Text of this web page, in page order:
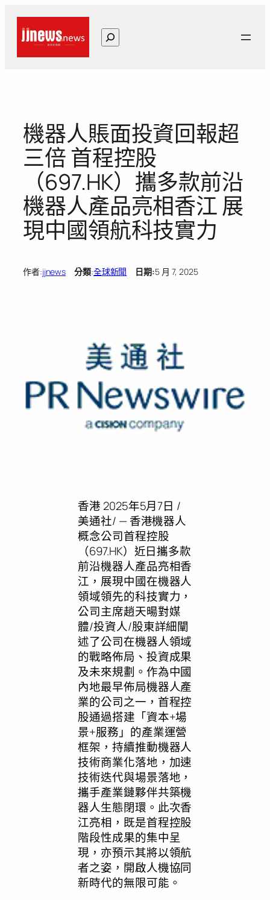
搜
尋
機器人賬面投資回報超
三倍 首程控股
（697.HK）攜多款前沿
機器人產品亮相香江 展
現中國領航科技實力
作者:jjnews 分類:全球新聞 日期:5 月 7, 2025
香港 2025年5月7日 /
美通社/ — 香港機器人
概念公司首程控股
（697.HK）近日攜多款
前沿機器人產品亮相香
江，展現中國在機器人
領域領先的科技實力，
公司主席趙天暘對媒
體/投資人/股東詳細闡
述了公司在機器人領域
的戰略佈局、投資成果
及未來規劃。作為中國
內地最早佈局機器人產
業的公司之一，首程控
股通過搭建「資本+場
景+服務」的產業運營
框架，持續推動機器人
技術商業化落地，加速
技術迭代與場景落地，
攜手產業鏈夥伴共築機
器人生態閉環。此次香
江亮相，既是首程控股
階段性成果的集中呈
現，亦預示其將以領航
者之姿，開啟人機協同
新時代的無限可能。